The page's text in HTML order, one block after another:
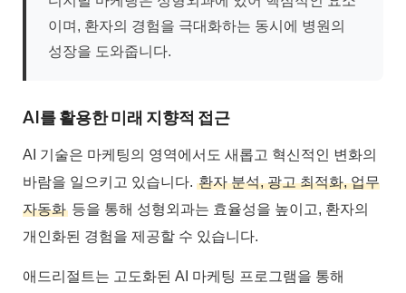
이며, 환자의 경험을 극대화하는 동시에 병원의
성장을 도와줍니다.
AI를 활용한 미래 지향적 접근
AI 기술은 마케팅의 영역에서도 새롭고 혁신적인 변화의
바람을 일으키고 있습니다. 환자 분석, 광고 최적화, 업무
자동화 등을 통해 성형외과는 효율성을 높이고, 환자의
개인화된 경험을 제공할 수 있습니다.
애드리절트는 고도화된 AI 마케팅 프로그램을 통해